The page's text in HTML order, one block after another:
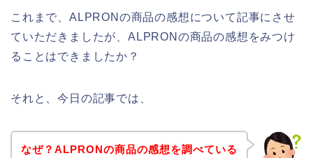
これまで、ALPRONの商品の感想について記事にさせ
ていただきましたが、ALPRONの商品の感想をみつけ
ることはできましたか？
それと、今日の記事では、
なぜ？ALPRONの商品の感想を調べている